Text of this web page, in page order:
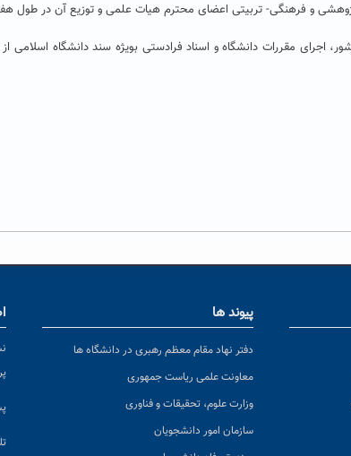
اجرای مقررات دانشگاه و اسناد فرادستی بویژه سند دانشگاه اسلامی از
پیوند ها
دفتر نهاد مقام معظم رهبری در دانشگاه ها
معاونت علمی ریاست جمهوری
وزارت علوم، تحقیقات و فناوری
سازمان امور دانشجویان